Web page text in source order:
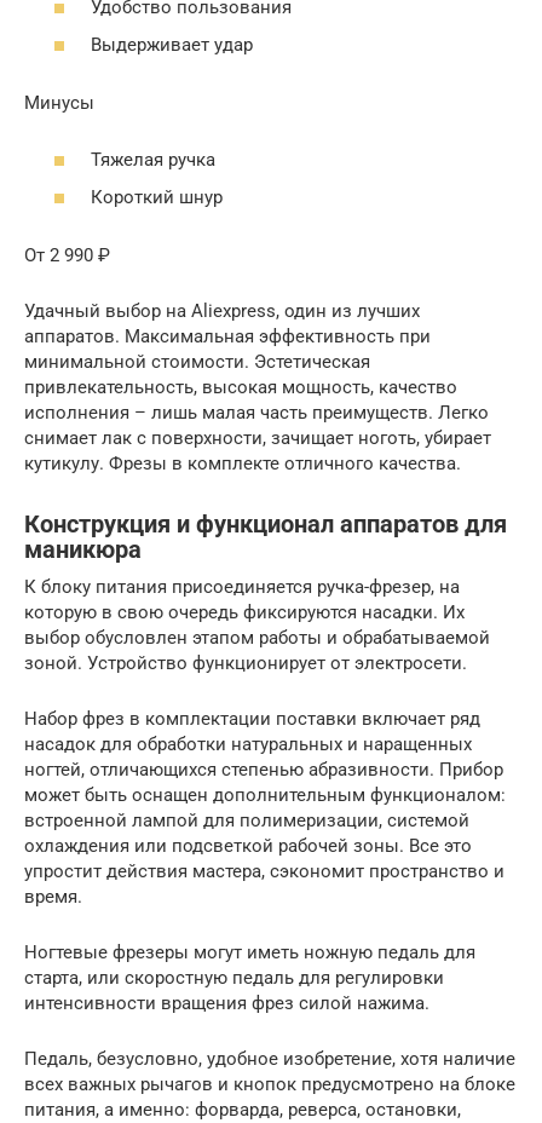
Удобство пользования
Выдерживает удар
Минусы
Тяжелая ручка
Короткий шнур
От 2 990 ₽
Удачный выбор на Aliexpress, один из лучших
аппаратов. Максимальная эффективность при
минимальной стоимости. Эстетическая
привлекательность, высокая мощность, качество
исполнения – лишь малая часть преимуществ. Легко
снимает лак с поверхности, зачищает ноготь, убирает
кутикулу. Фрезы в комплекте отличного качества.
Конструкция и функционал аппаратов для
маникюра
К блоку питания присоединяется ручка-фрезер, на
которую в свою очередь фиксируются насадки. Их
выбор обусловлен этапом работы и обрабатываемой
зоной. Устройство функционирует от электросети.
Набор фрез в комплектации поставки включает ряд
насадок для обработки натуральных и наращенных
ногтей, отличающихся степенью абразивности. Прибор
может быть оснащен дополнительным функционалом:
встроенной лампой для полимеризации, системой
охлаждения или подсветкой рабочей зоны. Все это
упростит действия мастера, сэкономит пространство и
время.
Ногтевые фрезеры могут иметь ножную педаль для
старта, или скоростную педаль для регулировки
интенсивности вращения фрез силой нажима.
Педаль, безусловно, удобное изобретение, хотя наличие
всех важных рычагов и кнопок предусмотрено на блоке
питания, а именно: форварда, реверса, остановки,